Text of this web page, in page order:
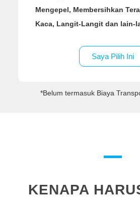
Mengepel, Membersihkan
Kaca, Langit-Langit dan lain-
Saya Pilih Ini
*Belum termasuk Biaya
KENAPA